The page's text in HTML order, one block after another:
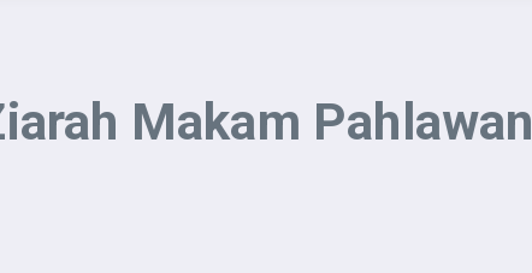
Makam Pahlawan